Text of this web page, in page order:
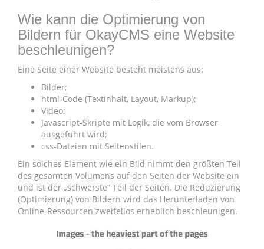
Wie kann die Optimierung von
Bildern für OkayCMS eine Website
beschleunigen?
Eine Seite einer Website besteht meistens aus:
Bilder;
html-Code (Textinhalt, Layout, Markup);
Video;
Javascript-Skripte mit Logik, die vom Browser
ausgeführt wird;
css-Dateien mit Seitenstilen.
Ein solches Element wie ein Bild nimmt den größten Teil
des gesamten Volumens auf den Seiten der Website ein
und ist der „schwerste“ Teil der Seiten. Die Reduzierung
(Optimierung) von Bildern wird das Herunterladen von
Online-Ressourcen zweifellos erheblich beschleunigen.